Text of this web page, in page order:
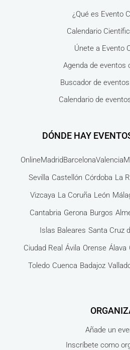
¿Qué es Evento
Calendario
Únete a Evento
Agenda de eventos
Buscador de
Calendario de
DÓNDE HAY
OnlineMadridBarcelonaValencia
Sevilla Castellón Córdoba La
Vizcaya La Coruña León
Cantabria Gerona Burgos
Islas Baleares Santa Cruz
Ciudad Real Ávila Orense Álava
Toledo Cuenca Badajoz
Añade un
Inscríbete como